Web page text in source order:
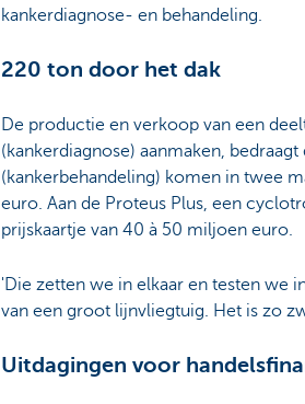
kankerdiagnose- en behandeling.
220 ton door het dak
De productie en verkoop van een
(kankerdiagnose) aanmaken,
(kankerbehandeling) komen in twee
euro. Aan de Proteus Plus, een
prijskaartje van 40 à 50 miljoen euro.
'Die zetten we in elkaar en testen we
van een groot lijnvliegtuig. Het is zo
Uitdagingen voor